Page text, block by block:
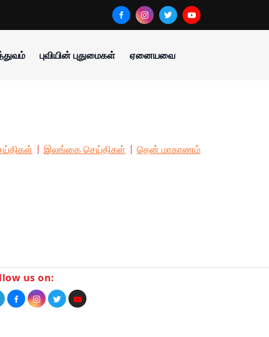
புவியின் புதுமைகள் ஏனையவை
இலங்கை செய்திகள் தென் மாகாணம்
us on: